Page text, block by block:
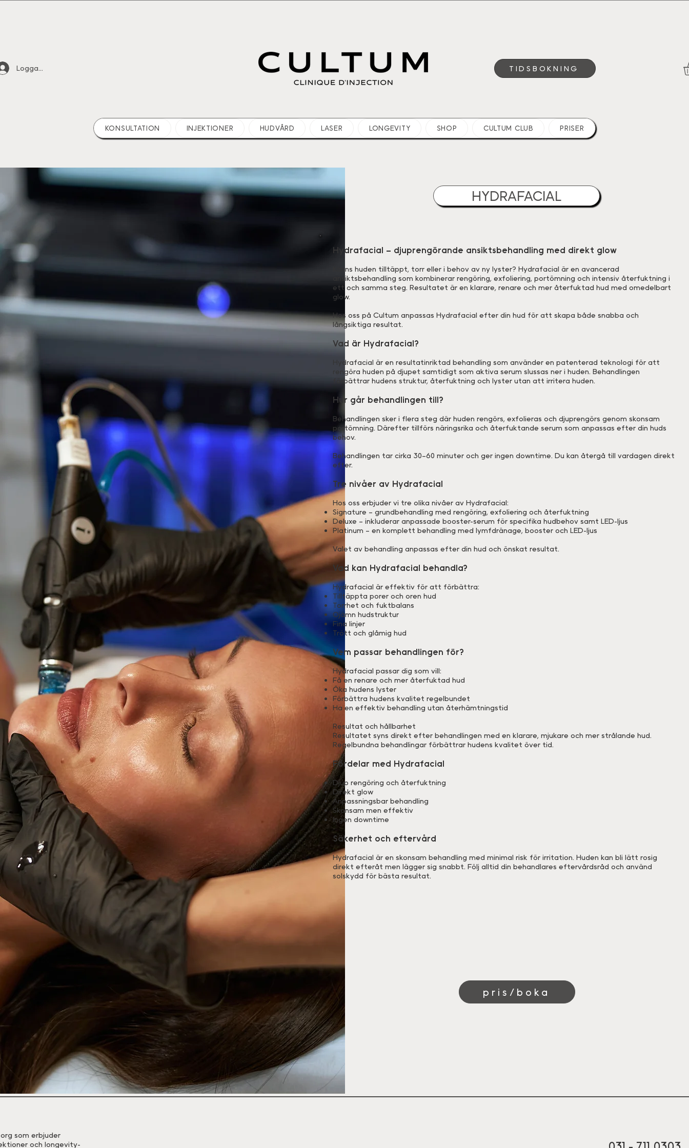
Logga in TIDSBOKNING
KONSULTATION INJEKTIONER HUDVÅRD LASER LONGEVITY SHOP CULTUM CLUB PRISER
HYDRAFACIAL
Hydrafacial – djuprengörande ansiktsbehandling med direkt glow
Känns huden tilltäppt, torr eller i behov av ny lyster? Hydrafacial är en avancerad
ansiktsbehandling som kombinerar rengöring, exfoliering, portömning och intensiv återfuktning i
ett och samma steg. Resultatet är en klarare, renare och mer återfuktad hud med omedelbart
glow.
Hos oss på Cultum anpassas Hydrafacial efter din hud för att skapa både snabba och
långsiktiga resultat.
Vad är Hydrafacial?
Hydrafacial är en resultatinriktad behandling som använder en patenterad teknologi för att
rengöra huden på djupet samtidigt som aktiva serum slussas ner i huden. Behandlingen
förbättrar hudens struktur, återfuktning och lyster utan att irritera huden.
Hur går behandlingen till?
Behandlingen sker i flera steg där huden rengörs, exfolieras och djuprengörs genom skonsam
portömning. Därefter tillförs näringsrika och återfuktande serum som anpassas efter din huds
behov.
Behandlingen tar cirka 30–60 minuter och ger ingen downtime. Du kan återgå till vardagen direkt
efter.
Tre nivåer av Hydrafacial
Hos oss erbjuder vi tre olika nivåer av Hydrafacial:
Signature – grundbehandling med rengöring, exfoliering och återfuktning
Deluxe – inkluderar anpassade booster-serum för specifika hudbehov samt LED-ljus
Platinum – en komplett behandling med lymfdränage, booster och LED-ljus
Valet av behandling anpassas efter din hud och önskat resultat.
Vad kan Hydrafacial behandla?
Hydrafacial är effektiv för att förbättra:
Tilltäppta porer och oren hud
Torrhet och fuktbalans
Ojämn hudstruktur
Fina linjer
Trött och glåmig hud
Vem passar behandlingen för?
Hydrafacial passar dig som vill:
Få en renare och mer återfuktad hud
Öka hudens lyster
Förbättra hudens kvalitet regelbundet
Ha en effektiv behandling utan återhämtningstid
Resultat och hållbarhet
Resultatet syns direkt efter behandlingen med en klarare, mjukare och mer strålande hud.
Regelbundna behandlingar förbättrar hudens kvalitet över tid.
Fördelar med Hydrafacial
Djup rengöring och återfuktning
Direkt glow
Anpassningsbar behandling
Skonsam men effektiv
Ingen downtime
Säkerhet och eftervård
Hydrafacial är en skonsam behandling med minimal risk för irritation. Huden kan bli lätt rosig
direkt efteråt men lägger sig snabbt. Följ alltid din behandlares eftervårdsråd och använd
solskydd för bästa resultat.
pris/boka
som erbjuder
och longevity-